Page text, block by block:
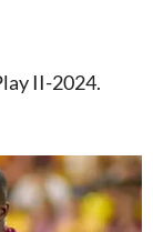
II-2024.